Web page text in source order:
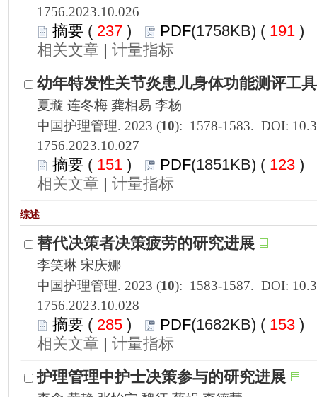
1756.2023.10.026
237 ) 191 )
|
1756.2023.10.027
151 ) 123 )
|
1756.2023.10.028
285 ) 153 )
|